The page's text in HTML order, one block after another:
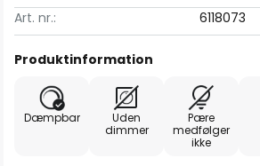
Art. nr.:
6118073
Produktinformation
Dæmpbar
Uden
dimmer
Pære
medfølger
ikke